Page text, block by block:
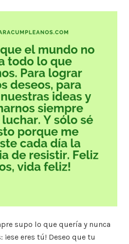
supo lo que quería y nunca
eres tú! Deseo que tu